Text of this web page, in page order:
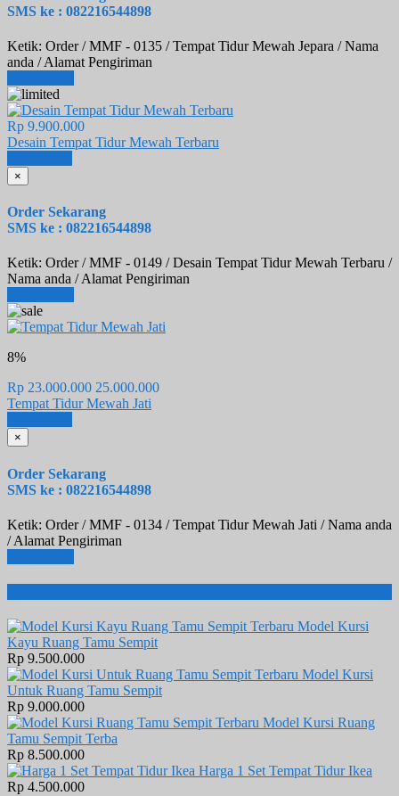
SMS ke : 082216544898
Ketik: Order / MMF - 0135 / Tempat Tidur Mewah Jepara / Nama
anda / Alamat Pengiriman
Rp 9.900.000
Desain Tempat Tidur Mewah Terbaru
×
Order Sekarang
SMS ke : 082216544898
Ketik: Order / MMF - 0149 / Desain Tempat Tidur Mewah Terbaru /
Nama anda / Alamat Pengiriman
8%
Rp 23.000.000 25.000.000
Tempat Tidur Mewah Jati
×
Order Sekarang
SMS ke : 082216544898
Ketik: Order / MMF - 0134 / Tempat Tidur Mewah Jati / Nama anda
/ Alamat Pengiriman
Model Kursi
Kayu Ruang Tamu Sempit
Rp 9.500.000
Model Kursi
Untuk Ruang Tamu Sempit
Rp 9.000.000
Model Kursi Ruang
Tamu Sempit Terba
Rp 8.500.000
Harga 1 Set Tempat Tidur Ikea
Rp 4.500.000